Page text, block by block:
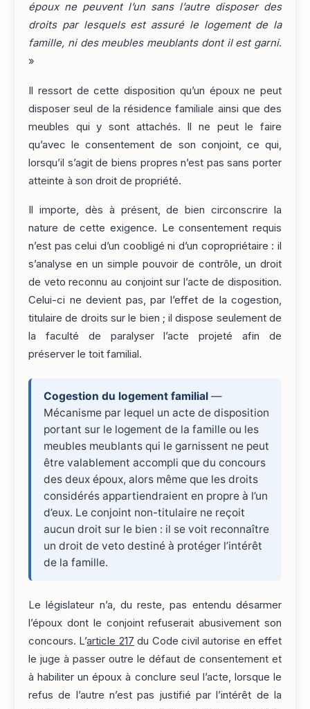
époux ne peuvent l’un sans l’autre disposer des
droits par lesquels est assuré le logement de la
famille, ni des meubles meublants dont il est garni.
»
Il ressort de cette disposition qu’un époux ne peut
disposer seul de la résidence familiale ainsi que des
meubles qui y sont attachés. Il ne peut le faire
qu’avec le consentement de son conjoint, ce qui,
lorsqu’il s’agit de biens propres n’est pas sans porter
atteinte à son droit de propriété.
Il importe, dès à présent, de bien circonscrire la
nature de cette exigence. Le consentement requis
n’est pas celui d’un coobligé ni d’un copropriétaire : il
s’analyse en un simple pouvoir de contrôle, un droit
de veto reconnu au conjoint sur l’acte de disposition.
Celui-ci ne devient pas, par l’effet de la cogestion,
titulaire de droits sur le bien ; il dispose seulement de
la faculté de paralyser l’acte projeté afin de
préserver le toit familial.
Cogestion du logement familial —
Mécanisme par lequel un acte de disposition
portant sur le logement de la famille ou les
meubles meublants qui le garnissent ne peut
être valablement accompli que du concours
des deux époux, alors même que les droits
considérés appartiendraient en propre à l’un
d’eux. Le conjoint non-titulaire ne reçoit
aucun droit sur le bien : il se voit reconnaître
un droit de veto destiné à protéger l’intérêt
de la famille.
Le législateur n’a, du reste, pas entendu désarmer
l’époux dont le conjoint refuserait abusivement son
concours. L’article 217 du Code civil autorise en effet
le juge à passer outre le défaut de consentement et
à habiliter un époux à conclure seul l’acte, lorsque le
refus de l’autre n’est pas justifié par l’intérêt de la